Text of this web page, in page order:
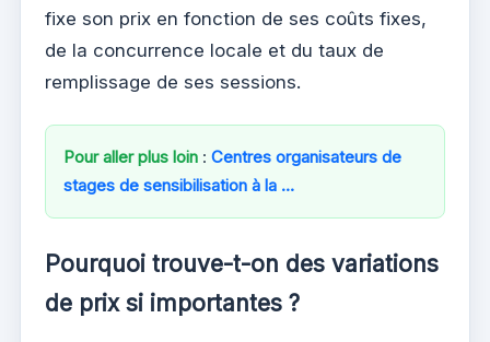
fixe son prix en fonction de ses coûts fixes,
de la concurrence locale et du taux de
remplissage de ses sessions.
Pour aller plus loin : Centres organisateurs de
stages de sensibilisation à la …
Pourquoi trouve-t-on des variations
de prix si importantes ?